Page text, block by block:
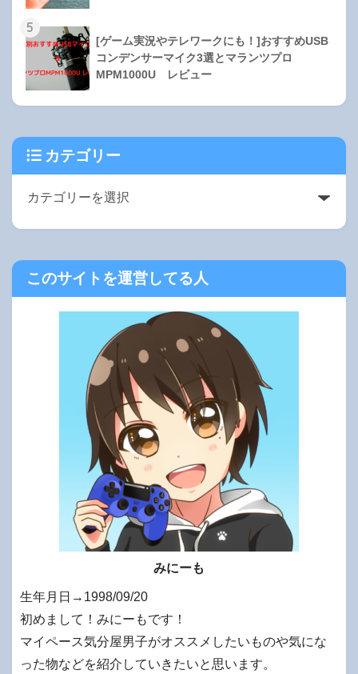
5
[ゲーム実況やテレワークにも！]おすすめUSB
コンデンサーマイク3選とマランツプロ
MPM1000U レビュー
カテゴリー
このサイトを運営してる人
みにーも
生年月日→1998/09/20
初めまして！みにーもです！
マイペース気分屋男子がオススメしたいものや気にな
った物などを紹介していきたいと思います。